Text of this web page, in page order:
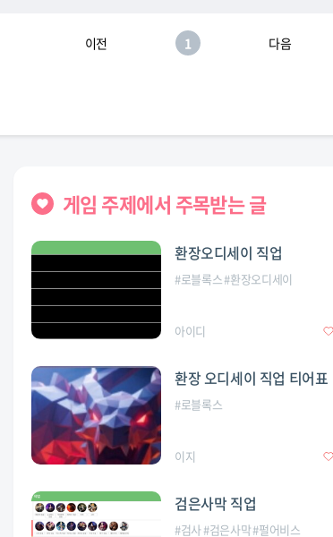
이전 1 다음
게임 주제에서 주목받는 글
환장오디세이 직업
#로블록스#환장오디세이
아이디
환장 오디세이 직업 티어표
#로블록스
이지
검은사막 직업
#검사#검은사막#펄어비스